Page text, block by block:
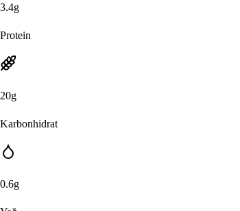
3.4g
Protein
20g
Karbonhidrat
0.6g